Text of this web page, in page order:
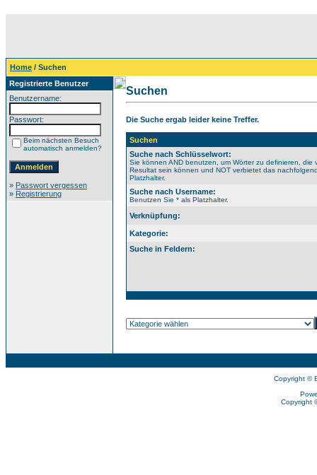
Home / Suchen
Registrierte Benutzer
Benutzername:
Passwort:
Beim nächsten Besuch
automatisch anmelden?
» Passwort vergessen
» Registrierung
Suchen
Die Suche ergab leider keine Treffer.
Suchen
Suche nach Schlüsselwort:
Sie können AND benutzen, um Wörter zu definieren, die
Resultat sein können und NOT verbietet das
Platzhalter.
Suche nach Username:
Benutzen Sie * als Platzhalter.
Verknüpfung:
Kategorie:
Suche in Feldern:
Copyright ©
Copyright